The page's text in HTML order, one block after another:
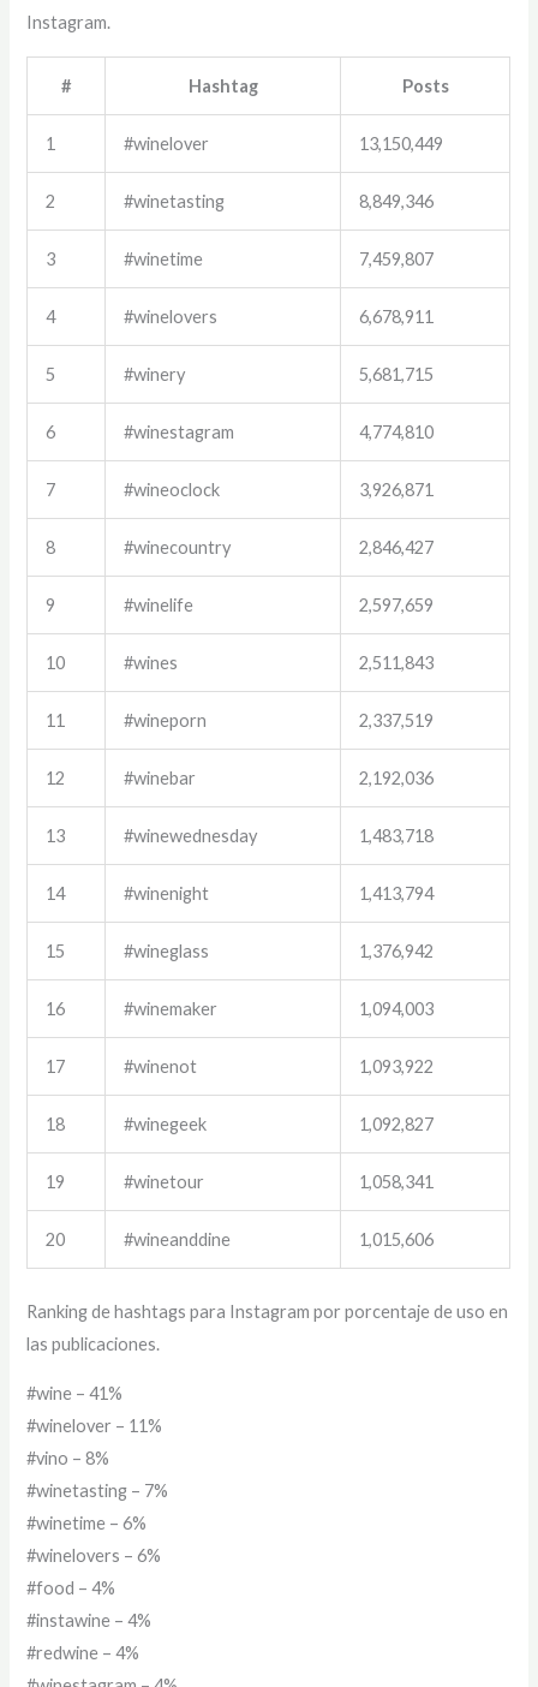
Instagram.
# Hashtag Posts
1 #winelover 13,150,449
2 #winetasting 8,849,346
3 #winetime 7,459,807
4 #winelovers 6,678,911
5 #winery 5,681,715
6 #winestagram 4,774,810
7 #wineoclock 3,926,871
8 #winecountry 2,846,427
9 #winelife 2,597,659
10 #wines 2,511,843
11 #wineporn 2,337,519
12 #winebar 2,192,036
13 #winewednesday 1,483,718
14 #winenight 1,413,794
15 #wineglass 1,376,942
16 #winemaker 1,094,003
17 #winenot 1,093,922
18 #winegeek 1,092,827
19 #winetour 1,058,341
20 #wineanddine 1,015,606
Ranking de hashtags para Instagram por porcentaje de uso en
las publicaciones.
#wine – 41%
#winelover – 11%
#vino – 8%
#winetasting – 7%
#winetime – 6%
#winelovers – 6%
#food – 4%
#instawine – 4%
#redwine – 4%